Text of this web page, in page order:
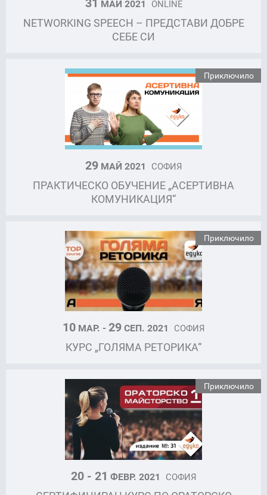
МАЙ 2021 ONLINE
NETWORKING SPEECH – ПРЕДСТАВИ ДОБРЕ
СЕБЕ СИ
Приключило
29 МАЙ 2021 СОФИЯ
ПРАКТИЧЕСКО ОБУЧЕНИЕ „АСЕРТИВНА
КОМУНИКАЦИЯ“
Приключило
10 МАР. - 29СЕП. 2021 СОФИЯ
КУРС „ГОЛЯМА РЕТОРИКА“
Приключило
20 - 21 ФЕВР. 2021 СОФИЯ